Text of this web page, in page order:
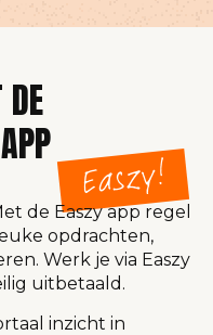
de Easzy app regel
opdrachten,
Werk je via Easzy
uitbetaald.
inzicht in